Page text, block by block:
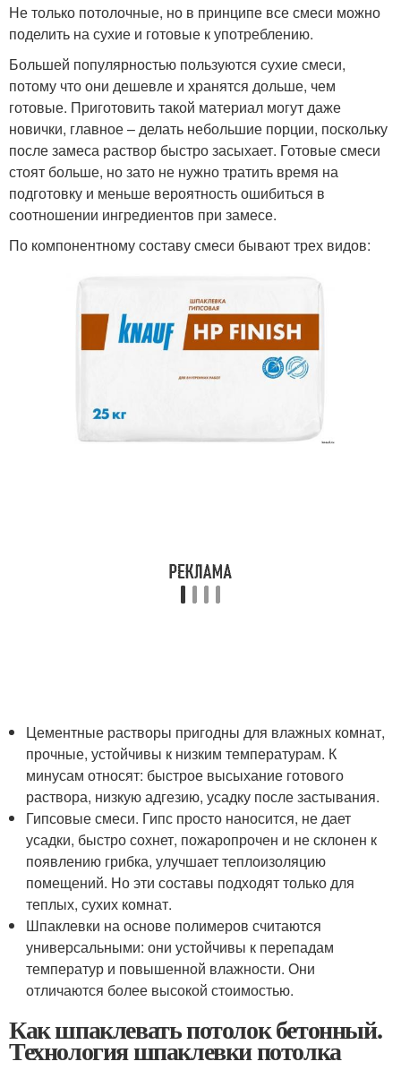
Не только потолочные, но в принципе все смеси можно
поделить на сухие и готовые к употреблению.
Большей популярностью пользуются сухие смеси,
потому что они дешевле и хранятся дольше, чем
готовые. Приготовить такой материал могут даже
новички, главное – делать небольшие порции, поскольку
после замеса раствор быстро засыхает. Готовые смеси
стоят больше, но зато не нужно тратить время на
подготовку и меньше вероятность ошибиться в
соотношении ингредиентов при замесе.
По компонентному составу смеси бывают трех видов:
Цементные растворы пригодны для влажных комнат,
прочные, устойчивы к низким температурам. К
минусам относят: быстрое высыхание готового
раствора, низкую адгезию, усадку после застывания.
Гипсовые смеси. Гипс просто наносится, не дает
усадки, быстро сохнет, пожаропрочен и не склонен к
появлению грибка, улучшает теплоизоляцию
помещений. Но эти составы подходят только для
теплых, сухих комнат.
Шпаклевки на основе полимеров считаются
универсальными: они устойчивы к перепадам
температур и повышенной влажности. Они
отличаются более высокой стоимостью.
Как шпаклевать потолок бетонный.
Технология шпаклевки потолка